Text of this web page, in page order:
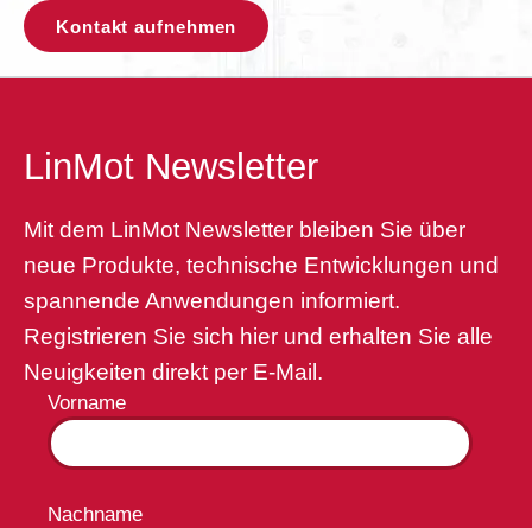
Kontakt aufnehmen
LinMot Newsletter
Mit dem LinMot Newsletter bleiben Sie über
neue Produkte, technische Entwicklungen und
spannende Anwendungen informiert.
Registrieren Sie sich hier und erhalten Sie alle
Neuigkeiten direkt per E-Mail.
Vorname
Nachname